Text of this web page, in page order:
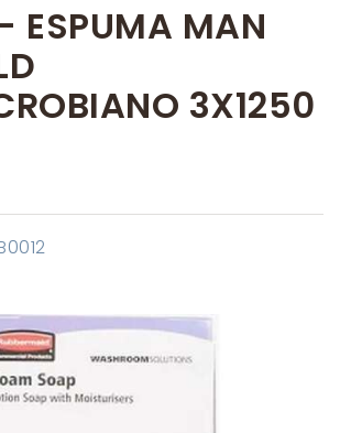
ESPUMA MAN
3X1250